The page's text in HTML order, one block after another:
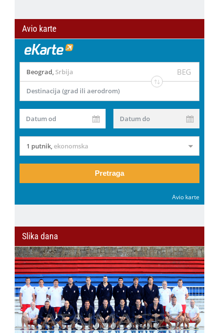
Avio karte
Beograd, Srbija BEG
Destinacija (grad ili aerodrom)
Datum od Datum do
1 putnik,ekonomska
Pretraga
Avio karte
Slika dana